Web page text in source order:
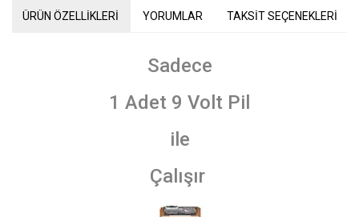
ÜRÜN ÖZELLİKLERİ YORUMLAR TAKSİT SEÇENEKLERİ
Sadece
1 Adet 9 Volt Pil
ile
Çalışır